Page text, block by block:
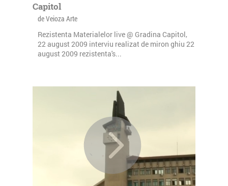
Capitol
de Veioza Arte
Rezistenta Materialelor live @ Gradina Capitol,
22 august 2009 interviu realizat de miron ghiu 22
august 2009 rezistenta's...